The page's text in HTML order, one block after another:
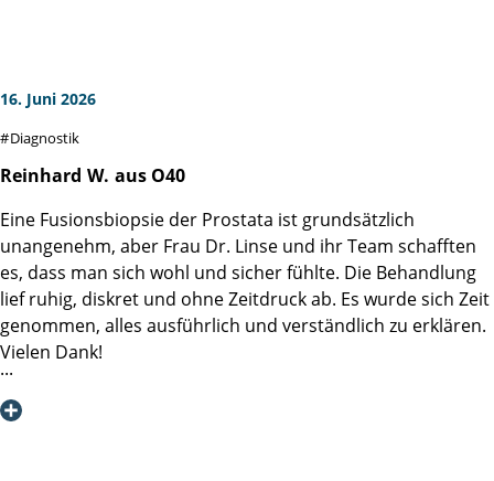
16. Juni 2026
Diagnostik
Reinhard W. aus O40
Eine Fusionsbiopsie der Prostata ist grundsätzlich
unangenehm, aber Frau Dr. Linse und ihr Team schafften
es, dass man sich wohl und sicher fühlte. Die Behandlung
lief ruhig, diskret und ohne Zeitdruck ab. Es wurde sich Zeit
genommen, alles ausführlich und verständlich zu erklären.
Vielen Dank!